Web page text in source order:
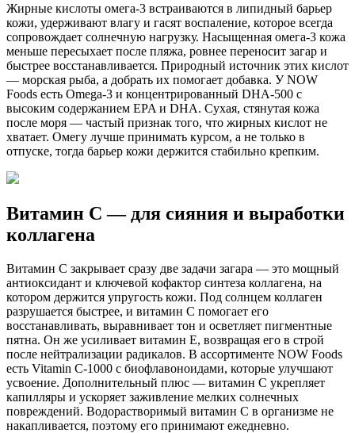
Жирные кислоты омега-3 встраиваются в липидный барьер
кожи, удерживают влагу и гасят воспаление, которое всегда
сопровождает солнечную нагрузку. Насыщенная омега-3 кожа
меньше пересыхает после пляжа, ровнее переносит загар и
быстрее восстанавливается. Природный источник этих кислот
— морская рыба, а добрать их помогает добавка. У NOW
Foods есть Omega-3 и концентрированный DHA-500 с
высоким содержанием EPA и DHA. Сухая, стянутая кожа
после моря — частый признак того, что жирных кислот не
хватает. Омегу лучше принимать курсом, а не только в
отпуске, тогда барьер кожи держится стабильно крепким.
Витамин C — для сияния и выработки
коллагена
Витамин C закрывает сразу две задачи загара — это мощный
антиоксидант и ключевой кофактор синтеза коллагена, на
котором держится упругость кожи. Под солнцем коллаген
разрушается быстрее, и витамин C помогает его
восстанавливать, выравнивает тон и осветляет пигментные
пятна. Он же усиливает витамин E, возвращая его в строй
после нейтрализации радикалов. В ассортименте NOW Foods
есть Vitamin C-1000 с биофлавоноидами, которые улучшают
усвоение. Дополнительный плюс — витамин C укрепляет
капилляры и ускоряет заживление мелких солнечных
повреждений. Водорастворимый витамин C в организме не
накапливается, поэтому его принимают ежедневно.